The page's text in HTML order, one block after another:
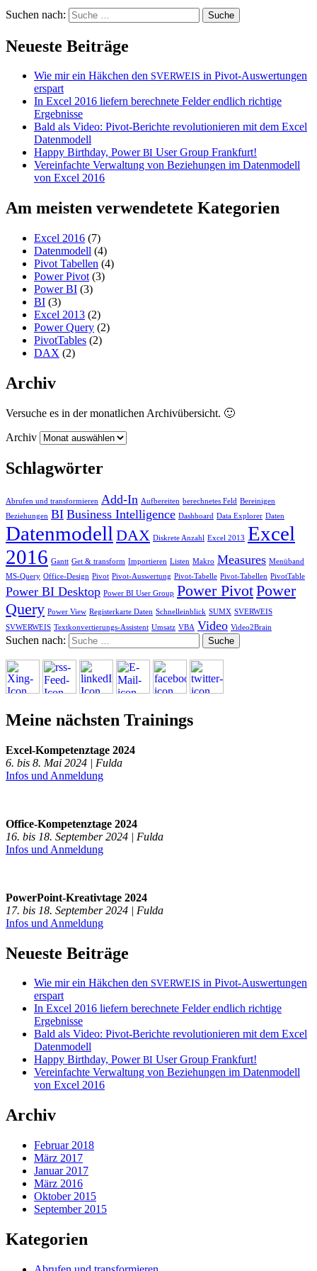
Suchen nach:
Neueste Beiträge
Wie mir ein Häkchen den SVERWEIS in Pivot-Auswertungen
erspart
In Excel 2016 liefern berechnete Felder endlich richtige
Ergebnisse
Bald als Video: Pivot-Berichte revolutionieren mit dem Excel
Datenmodell
Happy Birthday, PowerBI User Group Frankfurt!
Vereinfachte Verwaltung von Beziehungen im Datenmodell
von Excel 2016
Am meisten verwendetete Kategorien
Excel 2016 (7)
Datenmodell (4)
Pivot Tabellen (4)
Power Pivot (3)
Power BI (3)
BI (3)
Excel 2013 (2)
Power Query (2)
PivotTables (2)
DAX (2)
Archiv
Versuche es in der monatlichen Archivübersicht. 🙂
Archiv
Schlagwörter
Abrufen und transformieren Add-In Aufbereiten berechnetes Feld Bereinigen
Beziehungen BI Business Intelligence Dashboard Data Explorer Daten
Datenmodell DAX Diskrete Anzahl Excel 2013 Excel
2016 Gantt Get & transform Importieren Listen Makro Measures Menüband
MS-Query Office-Design Pivot Pivot-Auswertung Pivot-Tabelle Pivot-Tabellen PivotTable
Power BI Desktop Power BI User Group Power PivotPower
Query Power View Registerkarte Daten Schnelleinblick SUMX SVERWEIS
SVWERWEIS Textkonvertierungs-Assistent Umsatz VBA Video Video2Brain
Suchen nach:
Meine nächsten Trainings
Excel-Kompetenztage 2024
6. bis 8. Mai 2024 | Fulda
Infos und Anmeldung
Office-Kompetenztage 2024
16. bis 18. September 2024 | Fulda
Infos und Anmeldung
PowerPoint-Kreativtage 2024
17. bis 18. September 2024 | Fulda
Infos und Anmeldung
Neueste Beiträge
Wie mir ein Häkchen den SVERWEIS in Pivot-Auswertungen
erspart
In Excel 2016 liefern berechnete Felder endlich richtige
Ergebnisse
Bald als Video: Pivot-Berichte revolutionieren mit dem Excel
Datenmodell
Happy Birthday, PowerBI User Group Frankfurt!
Vereinfachte Verwaltung von Beziehungen im Datenmodell
von Excel 2016
Archiv
Februar 2018
März 2017
Januar 2017
März 2016
Oktober 2015
September 2015
Kategorien